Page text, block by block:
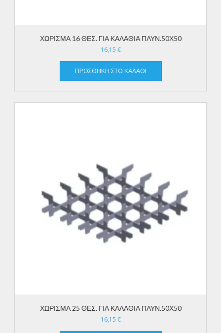
ΧΩΡΙΣΜΑ 16 ΘΕΣ. ΓΙΑ ΚΑΛΑΘΙΑ ΠΛΥΝ.50Χ50
16,15 €
ΠΡΟΣΘΉΚΗ ΣΤΟ ΚΑΛΆΘΙ
ΧΩΡΙΣΜΑ 25 ΘΕΣ. ΓΙΑ ΚΑΛΑΘΙΑ ΠΛΥΝ.50Χ50
16,15 €